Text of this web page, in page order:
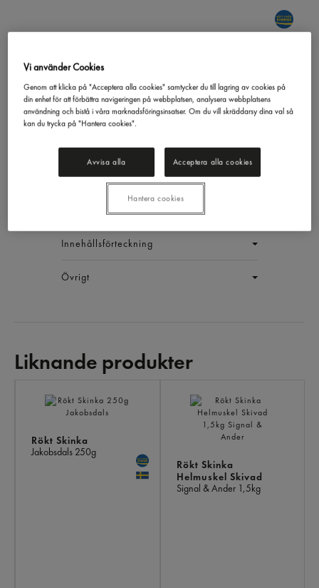
Källarrökt Skinka
Scan
EAN: 17300207706317
LOGGA IN
Generell produktinfo
Innehållsförteckning
Övrigt
Liknande produkter
Rökt Skinka
Jakobsdals 250g
Rökt Skinka
Helmuskel Skivad
Signal & Ander 1,5kg
Vi använder Cookies
Genom att klicka på "Acceptera alla cookies" samtycker du till lagring av cookies på
din enhet för att förbättra navigeringen på webbplatsen, analysera webbplatsens
användning och bistå i våra marknadsföringsinsatser. Om du vill skräddarsy dina val så
kan du trycka på "Hantera cookies".
Avvisa alla Acceptera alla cookies
Hantera cookies